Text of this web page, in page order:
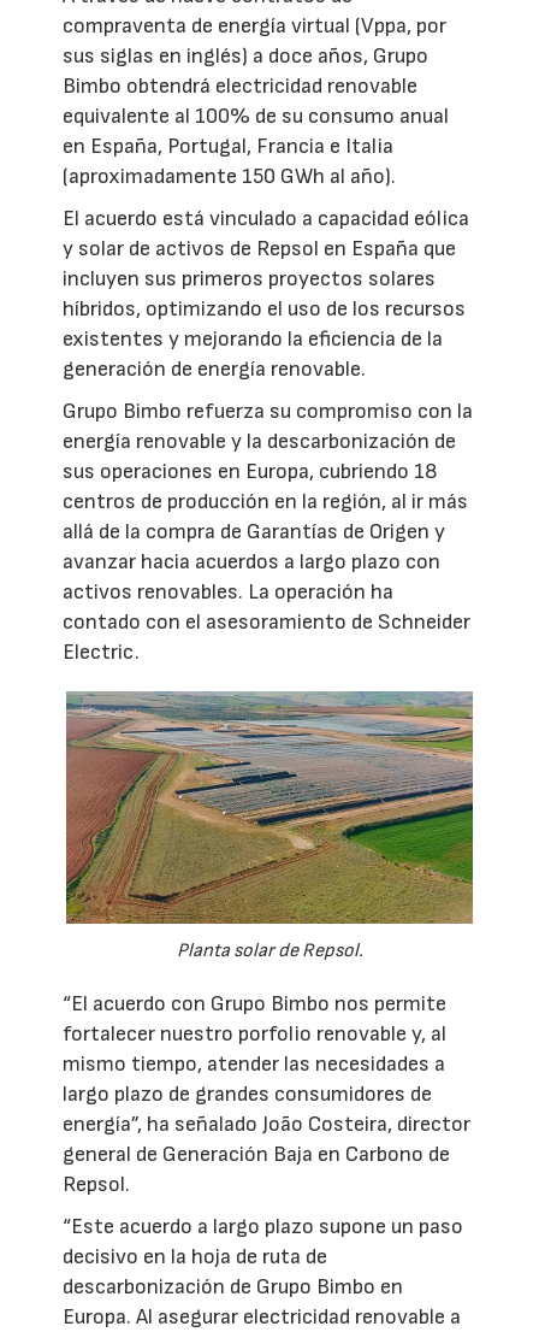
compraventa de energía virtual (Vppa, por
sus siglas en inglés) a doce años, Grupo
Bimbo obtendrá electricidad renovable
equivalente al 100% de su consumo anual
en España, Portugal, Francia e Italia
(aproximadamente 150 GWh al año).
El acuerdo está vinculado a capacidad eólica
y solar de activos de Repsol en España que
incluyen sus primeros proyectos solares
híbridos, optimizando el uso de los recursos
existentes y mejorando la eficiencia de la
generación de energía renovable.
Grupo Bimbo refuerza su compromiso con la
energía renovable y la descarbonización de
sus operaciones en Europa, cubriendo 18
centros de producción en la región, al ir más
allá de la compra de Garantías de Origen y
avanzar hacia acuerdos a largo plazo con
activos renovables. La operación ha
contado con el asesoramiento de Schneider
Electric.
Planta solar de Repsol.
“El acuerdo con Grupo Bimbo nos permite
fortalecer nuestro porfolio renovable y, al
mismo tiempo, atender las necesidades a
largo plazo de grandes consumidores de
energía”, ha señalado João Costeira, director
general de Generación Baja en Carbono de
Repsol.
“Este acuerdo a largo plazo supone un paso
decisivo en la hoja de ruta de
descarbonización de Grupo Bimbo en
Europa. Al asegurar electricidad renovable a